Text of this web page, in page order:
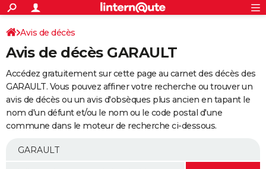
ACTUALITÉS
Politique
Société
Faits Divers
Education
Monde
Villes
+
SPORT
Coupe du monde 2026
Football
Tennis
Cyclisme
Rugby
Forum
Programme TV
TNT
Streaming
Cinéma
Sorties cinéma
Musique
+
FINANCE
Retraite
Epargne
Immobilier
Risques naturels par ville
Banque
Assurance
AUTO
Essais
Réserver un essai
Citadines
Berlines
SUV
Forum auto
+
Mobiles
Meilleur smartphone
Internet
Ordinateurs
Jeux vidéo
Guide high-tech
Avis de décès
Avis de décès GARAULT
Accédez gratuitement sur cette page au carnet des décès des
GARAULT. Vous pouvez affiner votre recherche ou trouver un
avis de décès ou un avis d'obsèques plus ancien en tapant le
nom d'un défunt et/ou le nom ou le code postal d'une
commune dans le moteur de recherche ci-dessous.